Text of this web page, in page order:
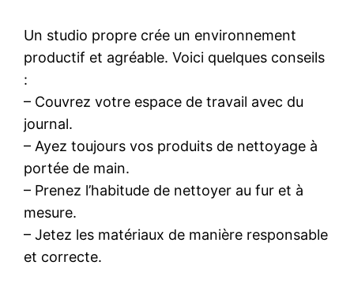
Un studio propre crée un environnement
productif et agréable. Voici quelques conseils
:
– Couvrez votre espace de travail avec du
journal.
– Ayez toujours vos produits de nettoyage à
portée de main.
– Prenez l’habitude de nettoyer au fur et à
mesure.
– Jetez les matériaux de manière responsable
et correcte.